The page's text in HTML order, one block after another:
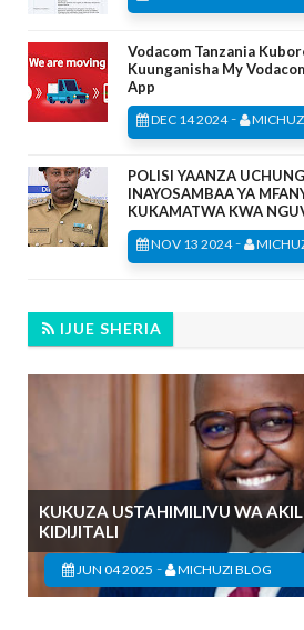
Vodacom Tanzania
Kuunganisha My
App
DEC 14 2024-
POLISI YAANZA
INAYOSAMBAA YA
KUKAMATWA KWA
NOV 13 2024-
IJUE SHERIA
KUKUZA USTAHIMILIVU WA
KIDIJITALI
JUN 04 2025 - MICHUZI BLOG